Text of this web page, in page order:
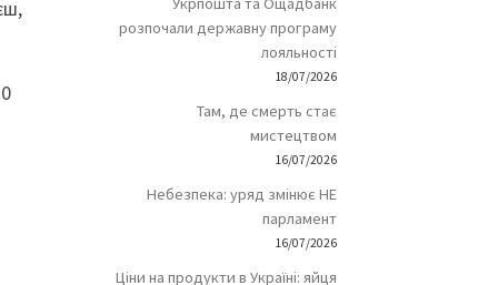
розпочали державну програму
лояльності
18/07/2026
Там, де смерть стає
мистецтвом
16/07/2026
Небезпека: уряд змінює НЕ
парламент
16/07/2026
Ціни на продукти в Україні: яйця